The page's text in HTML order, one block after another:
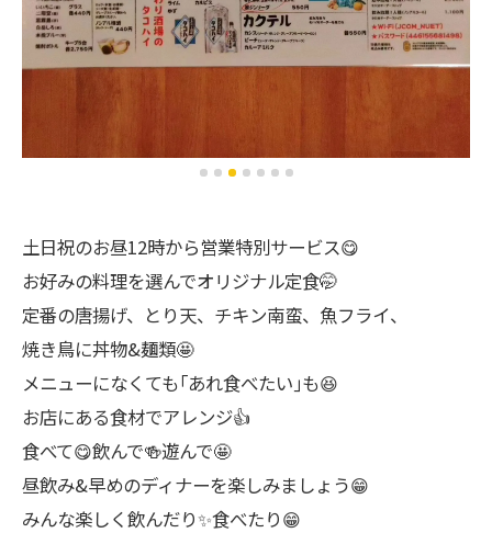
土日祝のお昼12時から営業特別サービス😋
お好みの料理を選んでオリジナル定食🤭
定番の唐揚げ、とり天、チキン南蛮、魚フライ、
焼き鳥に丼物&麺類🤩
メニューになくても｢あれ食べたい｣も😆
お店にある食材でアレンジ👍
食べて😋飲んで🍻遊んで🤩
昼飲み&早めのディナーを楽しみましょう😁
みんな楽しく飲んだり✨食べたり😁